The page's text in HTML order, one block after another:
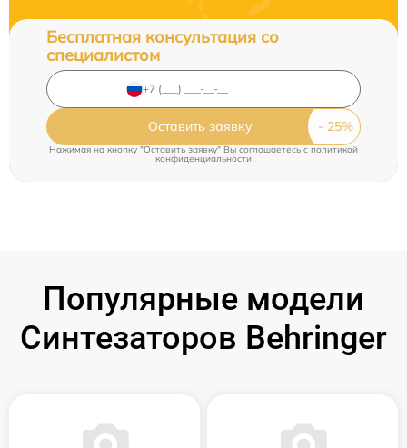
Бесплатная консультация со
специалистом
Оставить заявку
Нажимая на кнопку "Оставить заявку" Вы соглашаетесь cполитикой
конфиденциальности
Популярные модели
Синтезаторов Behringer